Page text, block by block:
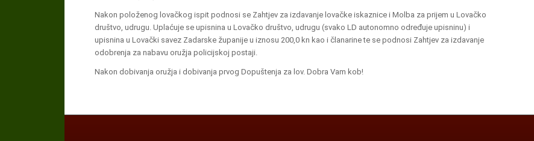
Nakon položenog lovačkog ispit podnosi se Zahtjev za izdavanje lovačke iskaznice i Molba za prijem u Lovačko
društvo, udrugu. Uplaćuje se upisnina u Lovačko društvo, udrugu (svako LD autonomno određuje upisninu) i
upisnina u Lovački savez Zadarske županije u iznosu 200,0 kn kao i članarine te se podnosi Zahtjev za izdavanje
odobrenja za nabavu oružja policijskoj postaji.
Nakon dobivanja oružja i dobivanja prvog Dopuštenja za lov. Dobra Vam kob!